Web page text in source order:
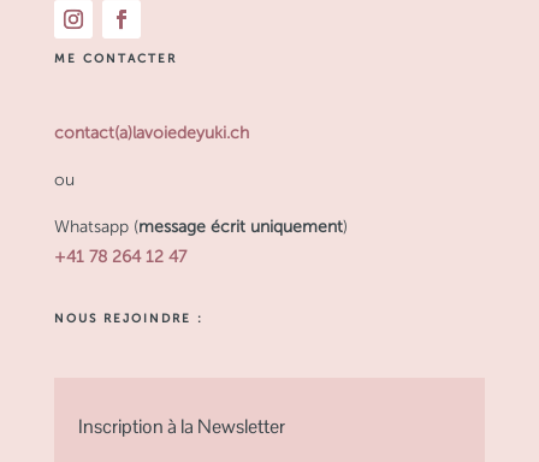
ME CONTACTER
contact(a)lavoiedeyuki.ch
ou
Whatsapp (message écrit uniquement)
+41 78 264 12 47
NOUS REJOINDRE :
Inscription à la Newsletter